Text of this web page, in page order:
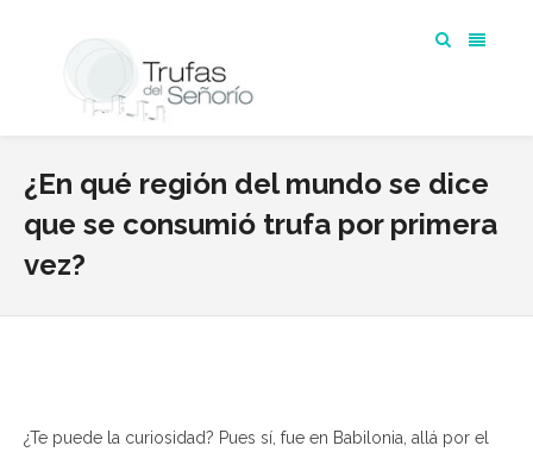
¿En qué región del mundo se dice
que se consumió trufa por primera
vez?
¿Te puede la curiosidad? Pues sí, fue en Babilonia, allá por el